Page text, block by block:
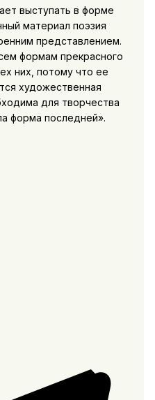
выступать в форме
материал поэзия
представлением.
формам прекрасного
них, потому что ее
художественная
для творчества
форма последней».